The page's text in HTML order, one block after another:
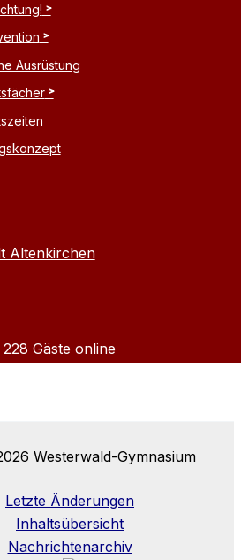
Ausrüstung
Altenkirchen
228 Gäste online
Westerwald-Gymnasium
Letzte Änderungen
Inhaltsübersicht
Nachrichtenarchiv